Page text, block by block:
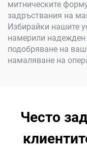
митническите
задръствания на
Избирайки нашите
намерили надежден
подобряване на
намаляване на
Често